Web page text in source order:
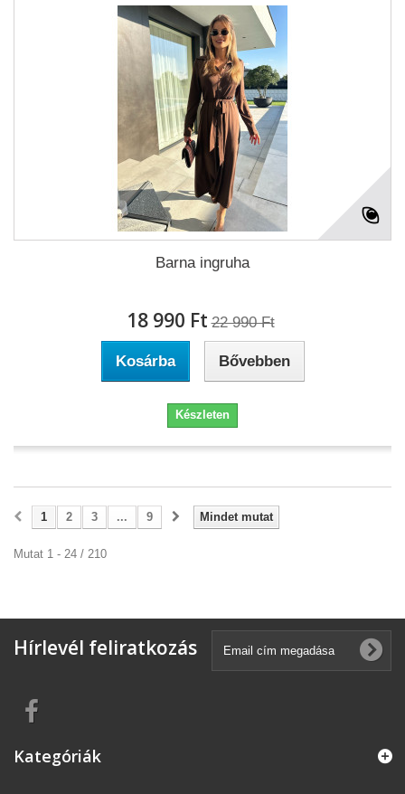
Barna ingruha
18 990 Ft‎ 22 990 Ft‎
Kosárba Bővebben
Készleten
Mindet mutat
1 2 3 ... 9
Mutat 1 - 24 / 210
Hírlevél feliratkozás
Kategóriák